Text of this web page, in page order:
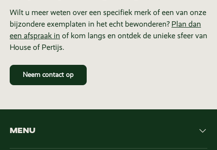
Wilt u meer weten over een specifiek merk of een van onze
bijzondere exemplaten in het echt bewonderen? Plan dan
een afspraak in of kom langs en ontdek de unieke sfeer van
House of Pertijs.
Neem contact op
MENU